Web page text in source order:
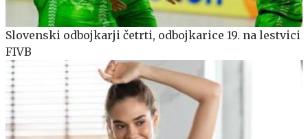
Slovenski odbojkarji četrti, odbojkarice 19. na lestvici
FIVB